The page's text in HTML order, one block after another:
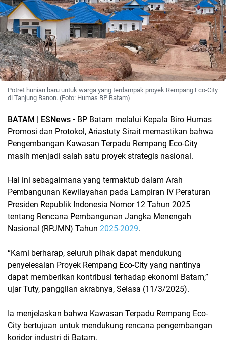
Potret hunian baru untuk warga yang terdampak proyek Rempang Eco-City
di Tanjung Banon. (Foto: Humas BP Batam)
BATAM | ESNews - BP Batam melalui Kepala Biro Humas
Promosi dan Protokol, Ariastuty Sirait memastikan bahwa
Pengembangan Kawasan Terpadu Rempang Eco-City
masih menjadi salah satu proyek strategis nasional.
Hal ini sebagaimana yang termaktub dalam Arah
Pembangunan Kewilayahan pada Lampiran IV Peraturan
Presiden Republik Indonesia Nomor 12 Tahun 2025
tentang Rencana Pembangunan Jangka Menengah
Nasional (RPJMN) Tahun 2025-2029.
“Kami berharap, seluruh pihak dapat mendukung
penyelesaian Proyek Rempang Eco-City yang nantinya
dapat memberikan kontribusi terhadap ekonomi Batam,”
ujar Tuty, panggilan akrabnya, Selasa (11/3/2025).
Ia menjelaskan bahwa Kawasan Terpadu Rempang Eco-
City bertujuan untuk mendukung rencana pengembangan
koridor industri di Batam.